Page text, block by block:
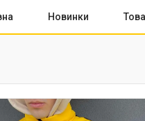
Новинки